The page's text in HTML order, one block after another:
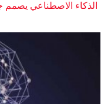
الذكاء الاصطناعي يصمم